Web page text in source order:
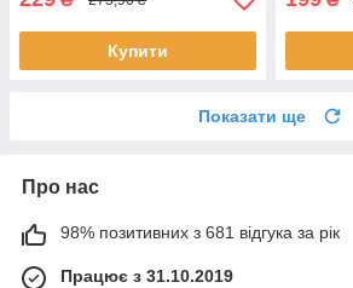
Купити
Показати ще
Про нас
98% позитивних з 681 відгука за рік
Працює з 31.10.2019